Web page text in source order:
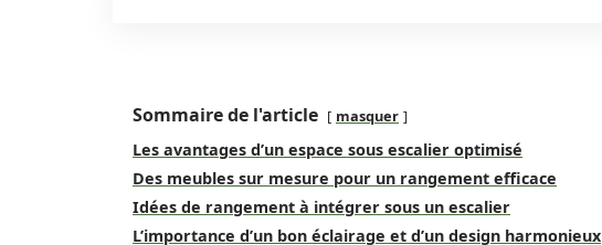
Sommaire de l'article masquer
Les avantages d’un espace sous escalier optimisé
Des meubles sur mesure pour un rangement efficace
Idées de rangement à intégrer sous un escalier
L’importance d’un bon éclairage et d’un design harmonieux